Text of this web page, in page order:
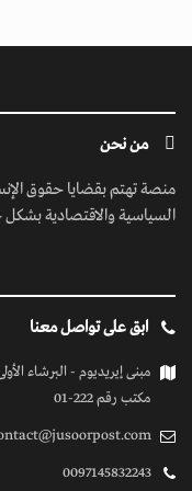
من نحن
منصة تهتم بقضايا حقوق
السياسية والاقتصادية
ابق على تواصل معنا
مبنى إيريديوم - البرشاء
مكتب رقم 222-01
0097145832243